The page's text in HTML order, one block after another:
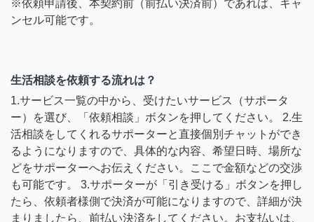
※依頼申請後、本契約前（前払い決済前）であれば、キャ
ンセル可能です。
生活相談を依頼する流れは？
1.サービス一覧の中から、受けたいサービス（サポータ
ー）を選び、「依頼相談」ボタンを押してください。 2.生
活相談をしてくれるサポーターと直接個別チャットができ
るようになりますので、具体的な内容、希望日時、場所な
どをサポーターへお伝えください。ここで金額などの交渉
も可能です。 3.サポーターが「引き受ける」ボタンを押し
たら、依頼者様側で決済が可能になりますので、詳細が決
まりましたら、前払い決済をしてください。お支払いは、